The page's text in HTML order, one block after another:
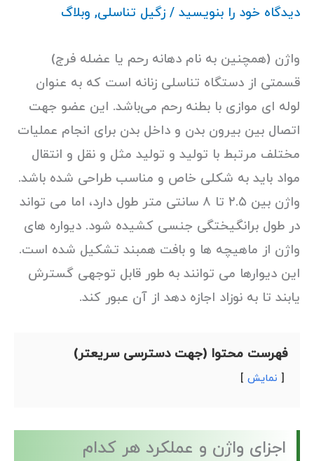
دیدگاه‌ خود را بنویسید / زگیل تناسلی, وبلاگ
واژن (همچنین به نام دهانه رحم یا عضله فرج)
قسمتی از دستگاه تناسلی زنانه است که به عنوان
لوله ای موازی با بطنه رحم می‌باشد. این عضو جهت
اتصال بین بیرون بدن و داخل بدن برای انجام عملیات
مختلف مرتبط با تولید و تولید مثل و نقل و انتقال
مواد باید به شکلی خاص و مناسب طراحی شده باشد.
واژن بین ۲.۵ تا ۸ سانتی متر طول دارد، اما می تواند
در طول برانگیختگی جنسی کشیده شود. دیواره های
واژن از ماهیچه ها و بافت همبند تشکیل شده است.
این دیوارها می توانند به طور قابل توجهی گسترش
یابند تا به نوزاد اجازه دهد از آن عبور کند.
فهرست محتوا (جهت دسترسی سریعتر)
نمایش
اجزای واژن و عملکرد هر کدام